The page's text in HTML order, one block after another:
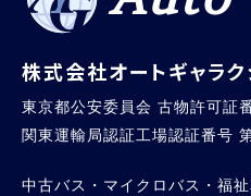
株式会社オートギャラク
東京都公安委員会 古物許可証
関東運輸局認証工場認証番号
中古バス・マイクロバス・福